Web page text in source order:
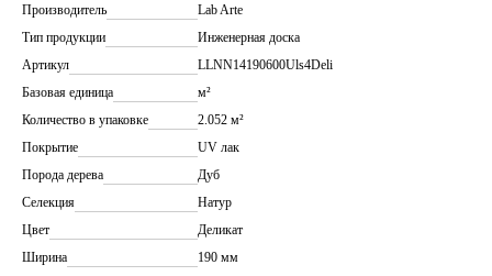
Производитель
Lab Arte
Тип продукции
Инженерная доска
Артикул
LLNN14190600Uls4Deli
Базовая единица
м²
Количество в упаковке
2.052 м²
Покрытие
UV лак
Порода дерева
Дуб
Селекция
Натур
Цвет
Деликат
Ширина
190 мм